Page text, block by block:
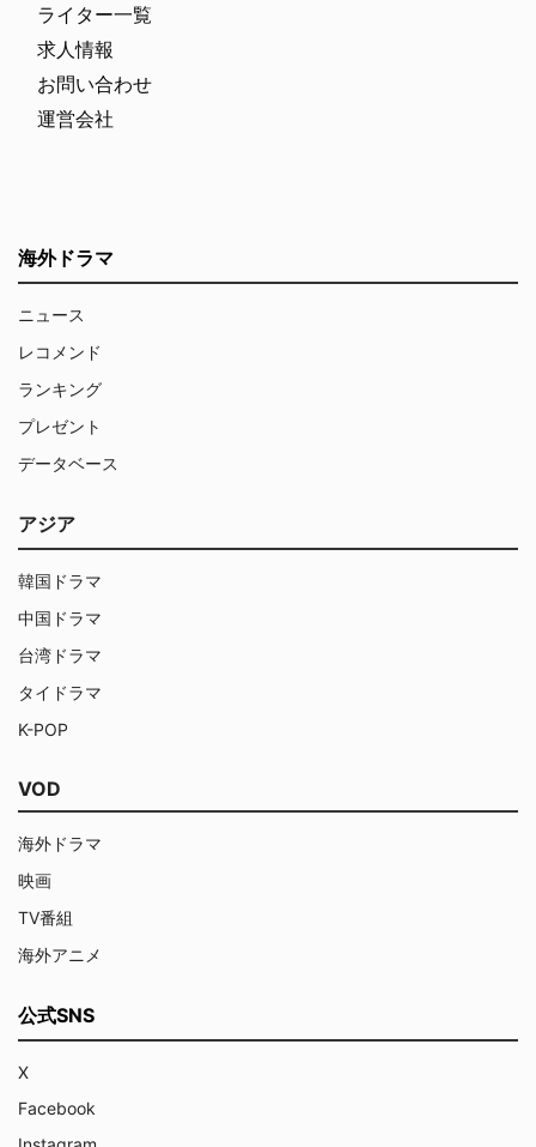
ライター一覧
求人情報
お問い合わせ
運営会社
海外ドラマ
ニュース
レコメンド
ランキング
プレゼント
データベース
アジア
韓国ドラマ
中国ドラマ
台湾ドラマ
タイドラマ
K-POP
VOD
海外ドラマ
映画
TV番組
海外アニメ
公式SNS
X
Facebook